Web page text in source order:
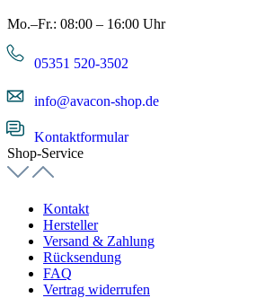
Mo.–Fr.: 08:00 – 16:00 Uhr
05351 520-3502
info@avacon-shop.de
Kontaktformular
Shop-Service
Kontakt
Hersteller
Versand & Zahlung
Rücksendung
FAQ
Vertrag widerrufen